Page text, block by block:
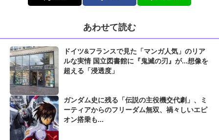
あわせて読む
ドイツ&フランスで見た「マンガ人気」のリア
ルな実情 国立図書館に『鬼滅の刃』が...想像を
超える「浸透度」
ガンダム史に残る「伝説の主役機交代劇」、ミ
ーティアからのフリーダム無双、禍々しいエピ
オン搭乗も...